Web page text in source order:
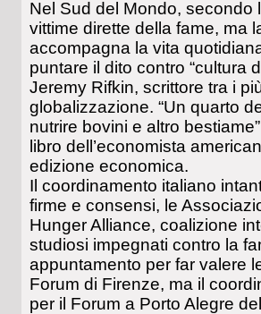
Nel Sud del Mondo, secondo
vittime dirette della fame, ma
accompagna la vita
puntare il dito contro “cultura
Jeremy Rifkin, scrittore tra i
globalizzazione. “Un quarto
nutrire bovini e altro
libro dell’economista
edizione economica.
Il coordinamento italiano
firme e consensi, le
Hunger Alliance, coalizione
studiosi impegnati contro la
appuntamento per far valere
Forum di Firenze, ma il
per il Forum a Porto Alegre